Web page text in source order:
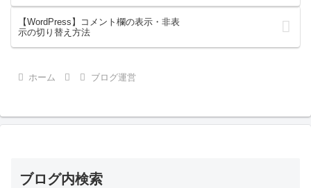
【WordPress】コメント欄の表示・非表
示の切り替え方法
ホーム ブログ運営
ブログ内検索